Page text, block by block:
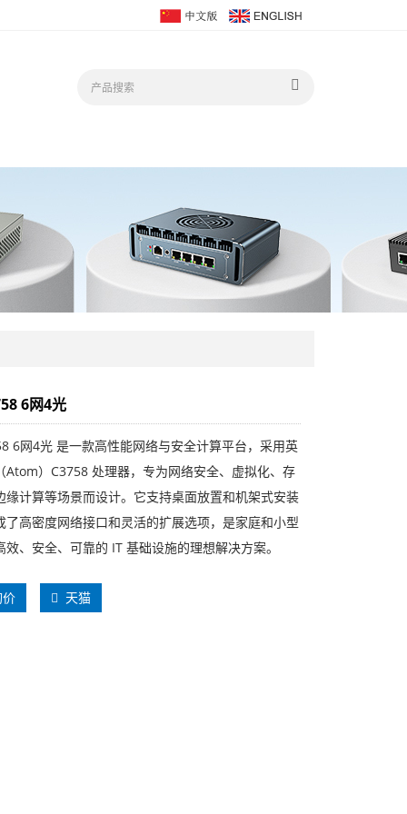
6网4光
6网4光 是一款高性能网络与安全计算平台，采用英
Atom）C3758 处理器，专为网络安全、虚拟化、存
缘计算等场景而设计。它支持桌面放置和机架式安装
了高密度网络接口和灵活的扩展选项，是家庭和小型
效、安全、可靠的 IT 基础设施的理想解决方案。
天猫